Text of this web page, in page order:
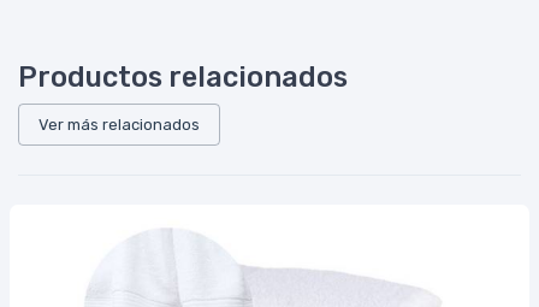
Productos relacionados
Ver más relacionados